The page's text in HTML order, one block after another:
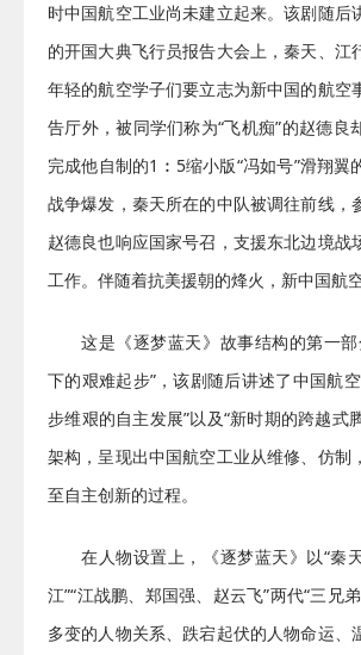
时中国航空工业尚未建立起来。该剧随后
的开国大典飞行员报告大会上，秦天、江
年轻的航空学子们要立志为新中国的航空
告厅外，被同学们称为“飞机痴”的赵德良
完成他自制的1︰5缩小版“冯如号”滑翔翼
战争爆发，秦天所在的中队被调往前线，
赵德良也响应国家号召，支援东北边境战
工作。伴随着抗美援朝的烽火，新中国航
这是《逐梦蓝天》故事结构的第一
下的艰难起步”，该剧随后讲述了中国航
步维艰的自主发展”以及“新时期的跨越式
架构，呈现出中国航空工业从维修、仿制
至自主创新的过程。
在人物设置上，《逐梦蓝天》以“秦
江”“江战鹏、郑国强、赵云飞”两代“三兄
多变的人物关系、跌宕起伏的人物命运、